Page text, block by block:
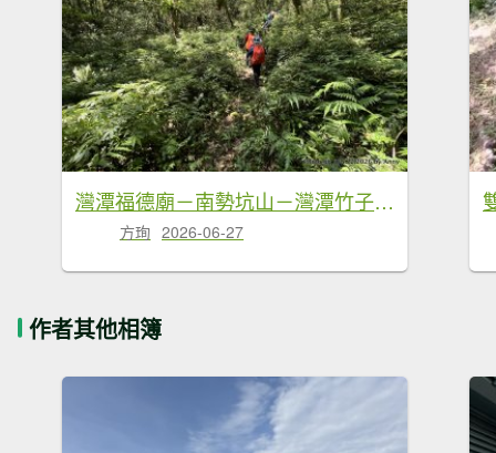
灣潭福德廟－南勢坑山－灣潭竹子山－七股古道－橫坪尾古道－灣潭古道－灣潭福德廟Ｏ形
方珣 2026-06-27
作者其他相簿